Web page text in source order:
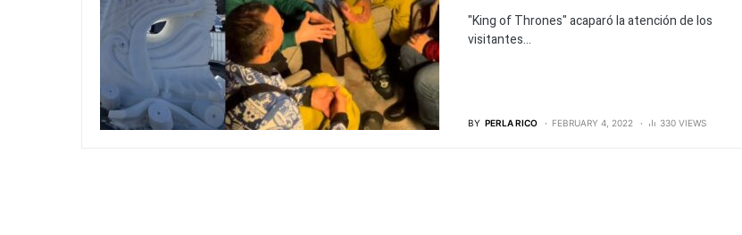
"King of Thrones" acaparó la atención de los
visitantes...
BY PERLA RICO FEBRUARY 4, 2022 330 VIEWS